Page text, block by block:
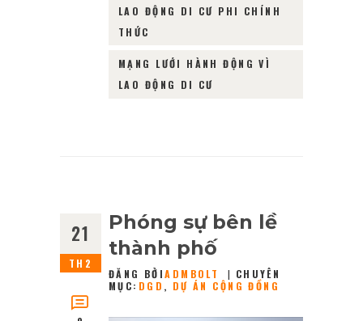
LAO ĐỘNG DI CƯ PHI CHÍNH
THỨC
MẠNG LƯỚI HÀNH ĐỘNG VÌ
LAO ĐỘNG DI CƯ
21
TH2
Phóng sự bên lề
thành phố
ĐĂNG BỞIADMBOLT
CHUYÊN
MỤC: DGD , DỰ ÁN CỘNG ĐỒNG